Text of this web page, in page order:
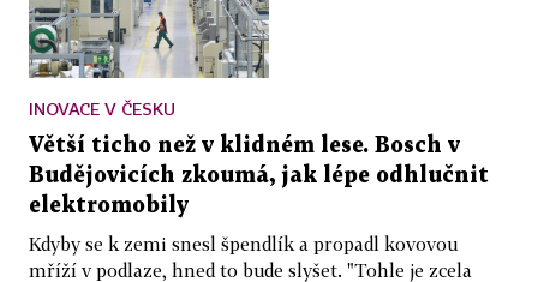
INOVACE V ČESKU
Větší ticho než v klidném lese. Bosch v
Budějovicích zkoumá, jak lépe odhlučnit
elektromobily
Kdyby se k zemi snesl špendlík a propadl kovovou
mříží v podlaze, hned to bude slyšet. "Tohle je zcela